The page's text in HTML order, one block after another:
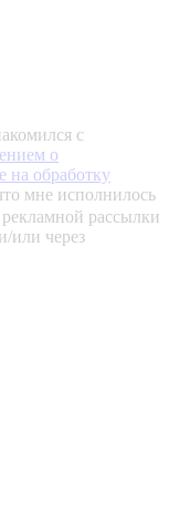
с
о
на обработку
мне исполнилось
рассылки
или через